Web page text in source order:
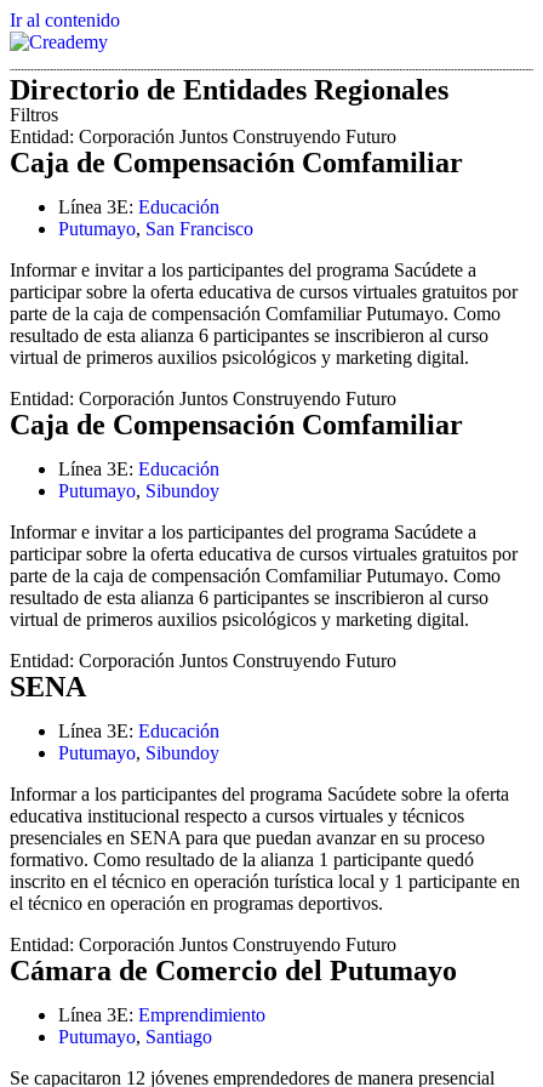
Ir al contenido
Directorio de Entidades Regionales
Filtros
Entidad: Corporación Juntos Construyendo Futuro
Caja de Compensación Comfamiliar
Línea 3E: Educación
Putumayo, San Francisco
Informar e invitar a los participantes del programa Sacúdete a
participar sobre la oferta educativa de cursos virtuales gratuitos por
parte de la caja de compensación Comfamiliar Putumayo. Como
resultado de esta alianza 6 participantes se inscribieron al curso
virtual de primeros auxilios psicológicos y marketing digital.
Entidad: Corporación Juntos Construyendo Futuro
Caja de Compensación Comfamiliar
Línea 3E: Educación
Putumayo, Sibundoy
Informar e invitar a los participantes del programa Sacúdete a
participar sobre la oferta educativa de cursos virtuales gratuitos por
parte de la caja de compensación Comfamiliar Putumayo. Como
resultado de esta alianza 6 participantes se inscribieron al curso
virtual de primeros auxilios psicológicos y marketing digital.
Entidad: Corporación Juntos Construyendo Futuro
SENA
Línea 3E: Educación
Putumayo, Sibundoy
Informar a los participantes del programa Sacúdete sobre la oferta
educativa institucional respecto a cursos virtuales y técnicos
presenciales en SENA para que puedan avanzar en su proceso
formativo. Como resultado de la alianza 1 participante quedó
inscrito en el técnico en operación turística local y 1 participante en
el técnico en operación en programas deportivos.
Entidad: Corporación Juntos Construyendo Futuro
Cámara de Comercio del Putumayo
Línea 3E: Emprendimiento
Putumayo, Santiago
Se capacitaron 12 jóvenes emprendedores de manera presencial